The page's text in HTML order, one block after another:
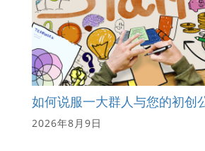
如何说服一大群人与您的初创
2026年8月9日